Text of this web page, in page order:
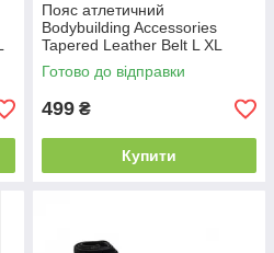
Пояс атлетичний
Bodybuilding Accessories
Tapered Leather Belt L XL
Готово до відправки
499 ₴
Купити